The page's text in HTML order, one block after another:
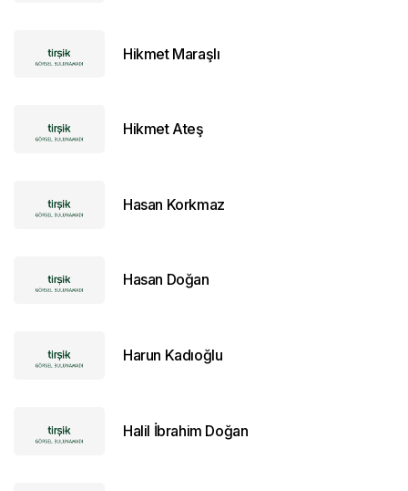
Hikmet Maraşlı
Hikmet Ateş
Hasan Korkmaz
Hasan Doğan
Harun Kadıoğlu
Halil İbrahim Doğan